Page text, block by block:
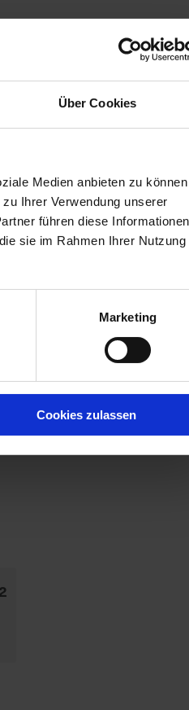
Über Cookies
Medien anbieten zu können
Ihrer Verwendung unserer
führen diese Informationen
sie im Rahmen Ihrer Nutzung
Marketing
Cookies zulassen